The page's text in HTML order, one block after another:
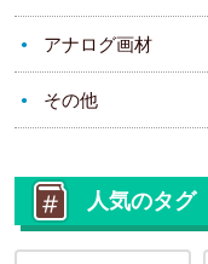
アナログ画材
その他
人気のタグ